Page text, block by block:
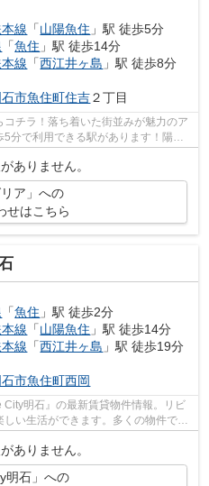
線 「山陽魚住 」駅 徒歩5分
「魚住 」駅 徒歩14分
線 「西江井ヶ島 」駅 徒歩8分
石市魚住町住吉２丁目
チラ！落ち着いた街並みが魅力のア
分で利用できる駅があります！陽当
応...
ありません。
リア」への
せはこちら
「魚住 」駅 徒歩2分
線 「山陽魚住 」駅 徒歩14分
線 「西江井ヶ島 」駅 徒歩19分
石市魚住町西岡
明石』の最新賃貸物件情報。リビ
い生活ができます。多くの物件で徴
ありません。
明石」への